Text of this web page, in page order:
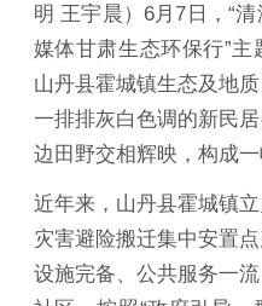
明 王宇晨）6月7日，“
媒体甘肃生态环保行”
山丹县霍城镇生态及地
一排排灰白色调的新民
边田野交相辉映，构成一
近年来，山丹县霍城镇
灾害避险搬迁集中安置
设施完备、公共服务一